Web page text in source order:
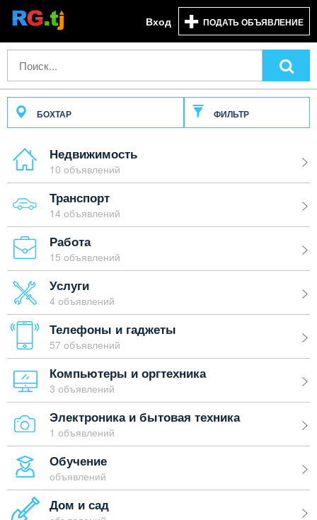
Вход ПОДАТЬ ОБЪЯВЛЕНИЕ
БОХТАР ФИЛЬТР
Недвижимость
10 объявлений
Транспорт
14 объявлений
Работа
15 объявлений
Услуги
4 объявлений
Телефоны и гаджеты
57 объявлений
Компьютеры и оргтехника
3 объявлений
Электроника и бытовая техника
1 объявлений
Обучение
объявлений
Дом и сад